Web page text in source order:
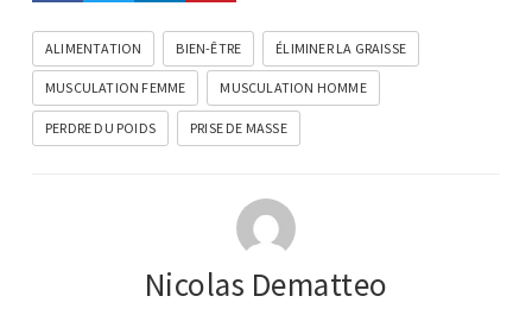
ALIMENTATION BIEN-ÊTRE ÉLIMINER LA GRAISSE
MUSCULATION FEMME MUSCULATION HOMME
PERDRE DU POIDS PRISE DE MASSE
Nicolas Dematteo